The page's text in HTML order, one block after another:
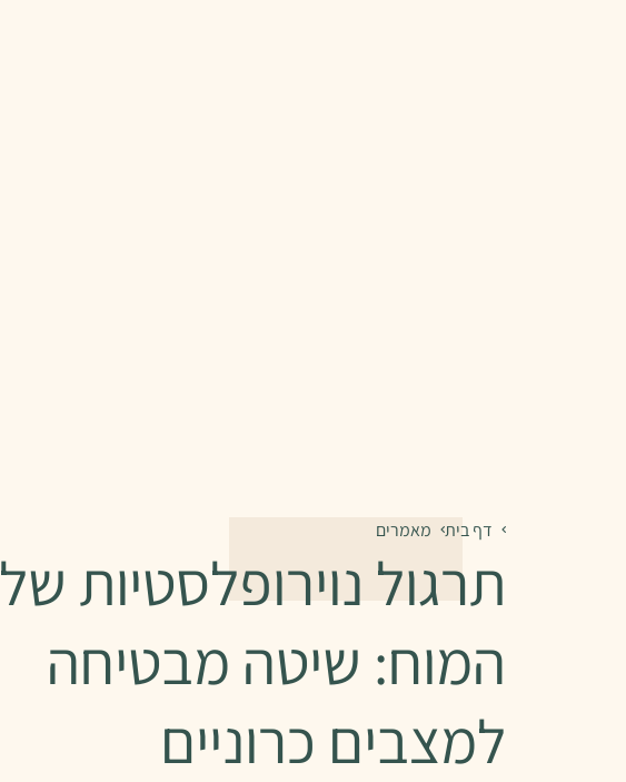
דף בית מאמרים
תרגול נוירופלסטיות של
המוח: שיטה מבטיחה
למצבים כרוניים